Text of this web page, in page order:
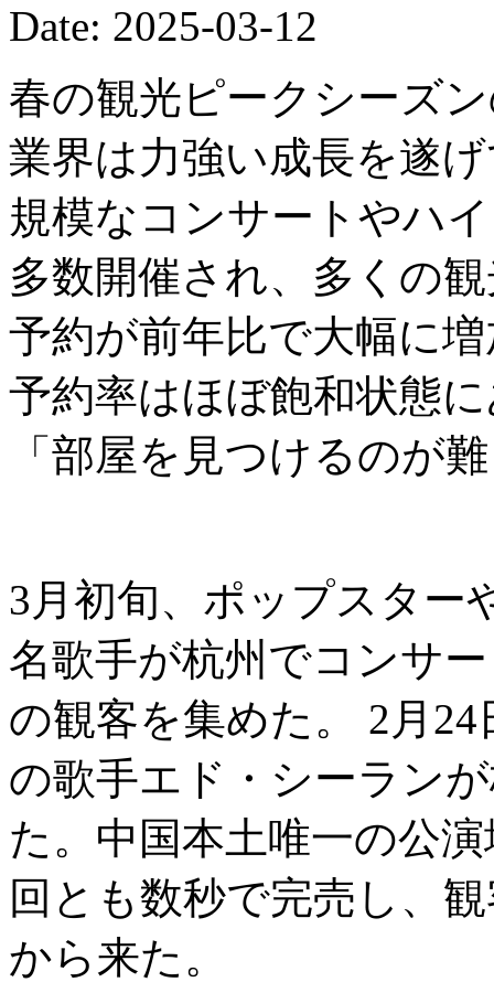
Date: 2025-03-12
春の観光ピークシーズ
業界は力強い成長を遂
規模なコンサートやハ
多数開催され、多くの
予約が前年比で大幅に
予約率はほぼ飽和状態
「部屋を見つけるのが
3月初旬、ポップスター
名歌手が杭州でコンサ
の観客を集めた。 2月
の歌手エド・シーラン
た。中国本土唯一の公
回とも数秒で完売し、
から来た。